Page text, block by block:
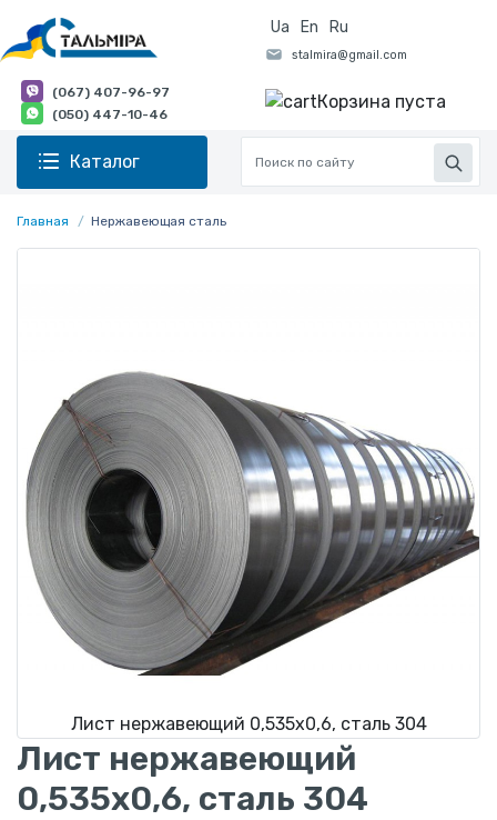
Ua En Ru
(067) 407-96-97
(050) 447-10-46
Корзина пуста
Каталог
Главная Нержавеющая сталь
Лист нержавеющий 0,535х0,6, сталь 304
Лист нержавеющий
0,535х0,6, сталь 304